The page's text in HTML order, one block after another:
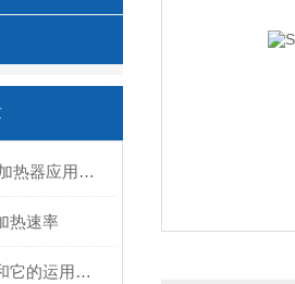
HRY2 220V护套式电加热器应用解读
热速率
电加热器的工作原理和它的运用范围